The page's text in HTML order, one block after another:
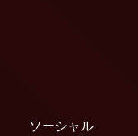
ソーシャル